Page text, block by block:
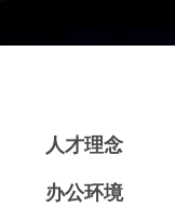
人才理念
办公环境